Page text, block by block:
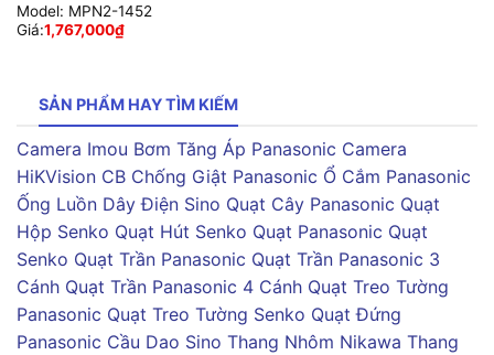
Model: MPN2-1452
Giá:1,767,000₫
SẢN PHẨM HAY TÌM KIẾM
Camera Imou Bơm Tăng Áp Panasonic Camera
HiKVision CB Chống Giật Panasonic Ổ Cắm Panasonic
Ống Luồn Dây Điện Sino Quạt Cây Panasonic Quạt
Hộp Senko Quạt Hút Senko Quạt Panasonic Quạt
Senko Quạt Trần Panasonic Quạt Trần Panasonic 3
Cánh Quạt Trần Panasonic 4 Cánh Quạt Treo Tường
Panasonic Quạt Treo Tường Senko Quạt Đứng
Panasonic Cầu Dao Sino Thang Nhôm Nikawa Thang